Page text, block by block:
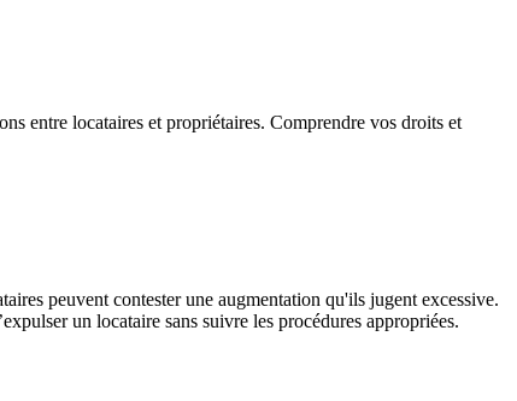
entre locataires et propriétaires. Comprendre vos droits et
peuvent contester une augmentation qu'ils jugent excessive.
un locataire sans suivre les procédures appropriées.